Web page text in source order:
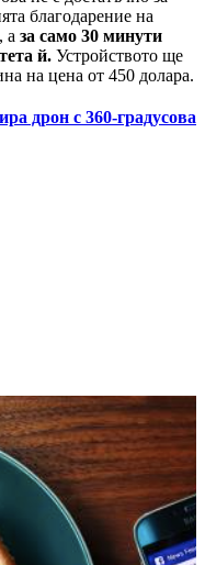
благодарение на
а за само 30 минути
й. Устройството ще
на цена от 450 долара.
дрон с 360-градусова